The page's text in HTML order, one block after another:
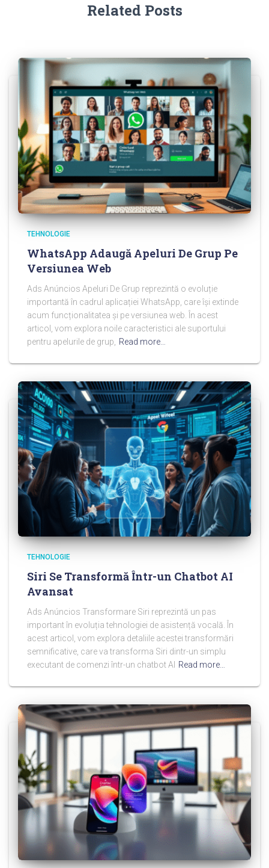
Related Posts
TEHNOLOGIE
WhatsApp Adaugă Apeluri De Grup Pe
Versiunea Web
Ads Anúncios Apeluri De Grup reprezintă o evoluție
importantă în cadrul aplicației WhatsApp, care își extinde
acum funcționalitatea și pe versiunea web. În acest
articol, vom explora noile caracteristici ale suportului
pentru apelurile de grup,
Read more…
TEHNOLOGIE
Siri Se Transformă Într-un Chatbot AI
Avansat
Ads Anúncios Transformare Siri reprezintă un pas
important în evoluția tehnologiei de asistență vocală. În
acest articol, vom explora detaliile acestei transformări
semnificative, care va transforma Siri dintr-un simplu
executant de comenzi într-un chatbot AI Read more…